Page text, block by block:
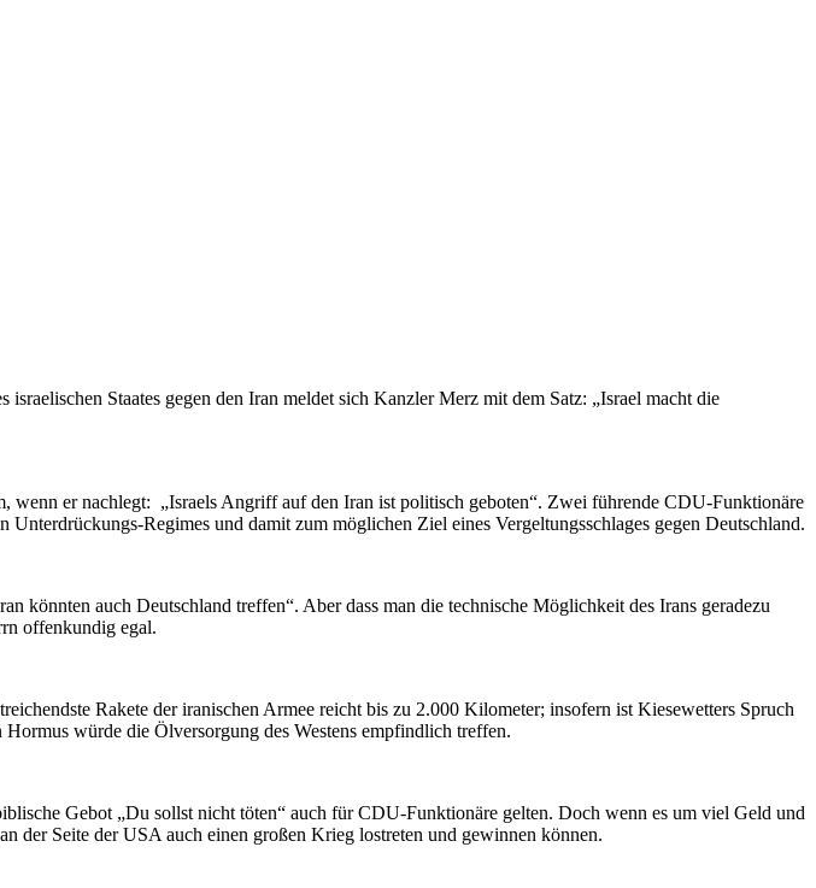
Staates gegen den Iran meldet sich Kanzler Merz mit dem Satz: „Israel macht die
er nachlegt: „Israels Angriff auf den Iran ist politisch geboten“. Zwei führende CDU-Funktionäre
Regimes und damit zum möglichen Ziel eines Vergeltungsschlages gegen Deutschland.
könnten auch Deutschland treffen“. Aber dass man die technische Möglichkeit des Irans geradezu
offenkundig egal.
Rakete der iranischen Armee reicht bis zu 2.000 Kilometer; insofern ist Kiesewetters Spruch
würde die Ölversorgung des Westens empfindlich treffen.
Gebot „Du sollst nicht töten“ auch für CDU-Funktionäre gelten. Doch wenn es um viel Geld und
der Seite der USA auch einen großen Krieg lostreten und gewinnen können.